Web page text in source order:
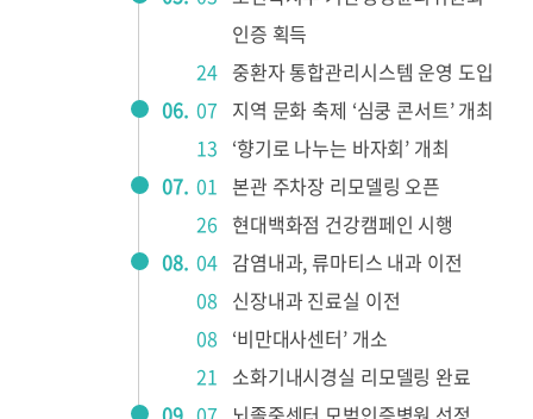
인증 획득
24 중환자 통합관리시스템 운영 도입
06. 07 지역 문화 축제 ‘심쿵 콘서트’ 개최
13 ‘향기로 나누는 바자회’ 개최
07. 01
본관 주차장 리모델링 오픈
26 현대백화점 건강캠페인 시행
08. 04 감염내과, 류마티스 내과 이전
08 신장내과 진료실 이전
08 ‘비만대사센터’ 개소
21
소화기내시경실 리모델링 완료